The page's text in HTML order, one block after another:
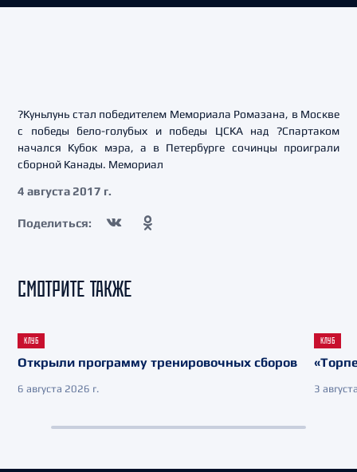
?Куньлунь стал победителем Мемориала Ромазана, в Москве
с победы бело-голубых и победы ЦСКА над ?Спартаком
начался Кубок мэра, а в Петербурге сочинцы проиграли
сборной Канады. Мемориал
4 августа 2017 г.
Поделиться:
СМОТРИТЕ ТАКЖЕ
КЛУБ
Открыли программу тренировочных сборов
6 августа 2026 г.
КЛУБ
3